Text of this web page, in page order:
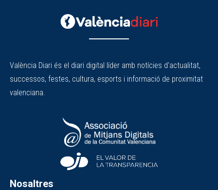
València Diari és el diari digital líder amb notícies d'actualitat,
successos, festes, cultura, esports i informació de proximitat
valenciana.
Nosaltres